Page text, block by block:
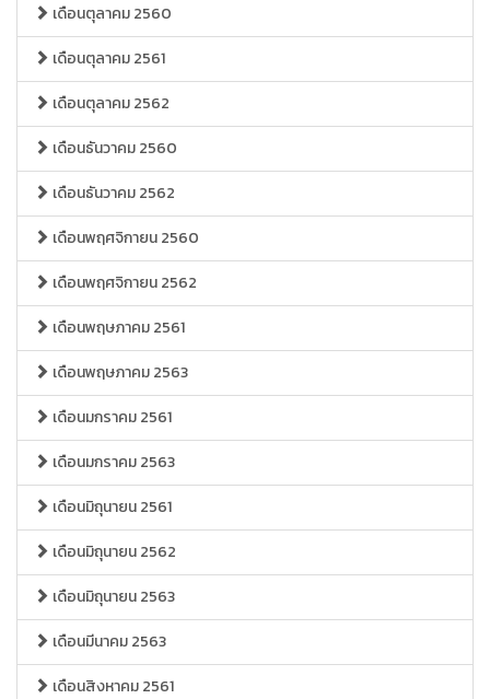
เดือนตุลาคม 2560
เดือนตุลาคม 2561
เดือนตุลาคม 2562
เดือนธันวาคม 2560
เดือนธันวาคม 2562
เดือนพฤศจิกายน 2560
เดือนพฤศจิกายน 2562
เดือนพฤษภาคม 2561
เดือนพฤษภาคม 2563
เดือนมกราคม 2561
เดือนมกราคม 2563
เดือนมิถุนายน 2561
เดือนมิถุนายน 2562
เดือนมิถุนายน 2563
เดือนมีนาคม 2563
เดือนสิงหาคม 2561